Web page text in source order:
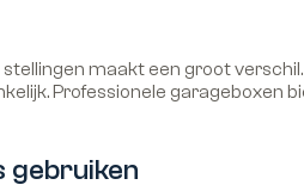
stellingen maakt een groot
Professionele garageboxen
gebruiken